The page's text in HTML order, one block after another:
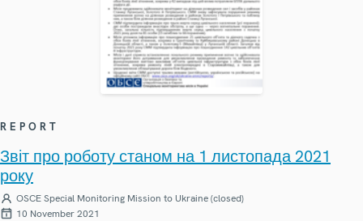
REPORT
Звіт про роботу станом на 1 листопада 2021
року
OSCE Special Monitoring Mission to Ukraine (closed)
10 November 2021